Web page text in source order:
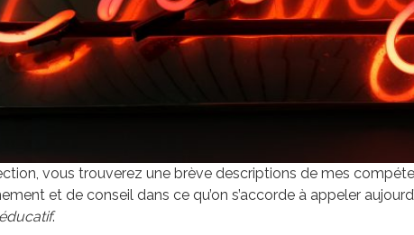
vous trouverez une brève descriptions de mes
et de conseil dans ce qu’on s’accorde à appeler
.